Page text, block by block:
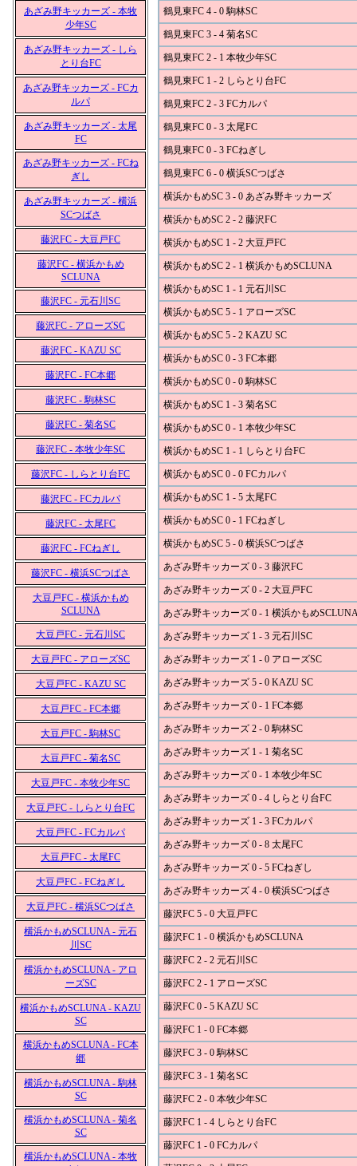
あざみ野キッカーズ - 本牧
少年SC
あざみ野キッカーズ - しら
とり台FC
あざみ野キッカーズ - FCカ
ルパ
あざみ野キッカーズ - 太尾
FC
あざみ野キッカーズ - FCね
ぎし
あざみ野キッカーズ - 横浜
SCつばさ
藤沢FC - 大豆戸FC
藤沢FC - 横浜かもめ
SCLUNA
藤沢FC - 元石川SC
藤沢FC - アローズSC
藤沢FC - KAZU SC
藤沢FC - FC本郷
藤沢FC - 駒林SC
藤沢FC - 菊名SC
藤沢FC - 本牧少年SC
藤沢FC - しらとり台FC
藤沢FC - FCカルパ
藤沢FC - 太尾FC
藤沢FC - FCねぎし
藤沢FC - 横浜SCつばさ
大豆戸FC - 横浜かもめ
SCLUNA
大豆戸FC - 元石川SC
大豆戸FC - アローズSC
大豆戸FC - KAZU SC
大豆戸FC - FC本郷
大豆戸FC - 駒林SC
大豆戸FC - 菊名SC
大豆戸FC - 本牧少年SC
大豆戸FC - しらとり台FC
大豆戸FC - FCカルパ
大豆戸FC - 太尾FC
大豆戸FC - FCねぎし
大豆戸FC - 横浜SCつばさ
横浜かもめSCLUNA - 元石
川SC
横浜かもめSCLUNA - アロ
ーズSC
横浜かもめSCLUNA - KAZU
SC
横浜かもめSCLUNA - FC本
郷
横浜かもめSCLUNA - 駒林
SC
横浜かもめSCLUNA - 菊名
SC
横浜かもめSCLUNA - 本牧
鶴見東FC 4 - 0 駒林SC
鶴見東FC 3 - 4 菊名SC
鶴見東FC 2 - 1 本牧少年SC
鶴見東FC 1 - 2 しらとり台FC
鶴見東FC 2 - 3 FCカルパ
鶴見東FC 0 - 3 太尾FC
鶴見東FC 0 - 3 FCねぎし
鶴見東FC 6 - 0 横浜SCつばさ
横浜かもめSC 3 - 0 あざみ野キッカーズ
横浜かもめSC 2 - 2 藤沢FC
横浜かもめSC 1 - 2 大豆戸FC
横浜かもめSC 2 - 1 横浜かもめSCLUNA
横浜かもめSC 1 - 1 元石川SC
横浜かもめSC 5 - 1 アローズSC
横浜かもめSC 5 - 2 KAZU SC
横浜かもめSC 0 - 3 FC本郷
横浜かもめSC 0 - 0 駒林SC
横浜かもめSC 1 - 3 菊名SC
横浜かもめSC 0 - 1 本牧少年SC
横浜かもめSC 1 - 1 しらとり台FC
横浜かもめSC 0 - 0 FCカルパ
横浜かもめSC 1 - 5 太尾FC
横浜かもめSC 0 - 1 FCねぎし
横浜かもめSC 5 - 0 横浜SCつばさ
あざみ野キッカーズ 0 - 3 藤沢FC
あざみ野キッカーズ 0 - 2 大豆戸FC
あざみ野キッカーズ 0 - 1 横浜かもめ
あざみ野キッカーズ 1 - 3 元石川SC
あざみ野キッカーズ 1 - 0 アローズSC
あざみ野キッカーズ 5 - 0 KAZU SC
あざみ野キッカーズ 0 - 1 FC本郷
あざみ野キッカーズ 2 - 0 駒林SC
あざみ野キッカーズ 1 - 1 菊名SC
あざみ野キッカーズ 0 - 1 本牧少年SC
あざみ野キッカーズ 0 - 4 しらとり台FC
あざみ野キッカーズ 1 - 3 FCカルパ
あざみ野キッカーズ 0 - 8 太尾FC
あざみ野キッカーズ 0 - 5 FCねぎし
あざみ野キッカーズ 4 - 0 横浜SCつばさ
藤沢FC 5 - 0 大豆戸FC
藤沢FC 1 - 0 横浜かもめSCLUNA
藤沢FC 2 - 2 元石川SC
藤沢FC 2 - 1 アローズSC
藤沢FC 0 - 5 KAZU SC
藤沢FC 1 - 0 FC本郷
藤沢FC 3 - 0 駒林SC
藤沢FC 3 - 1 菊名SC
藤沢FC 2 - 0 本牧少年SC
藤沢FC 1 - 4 しらとり台FC
藤沢FC 1 - 0 FCカルパ